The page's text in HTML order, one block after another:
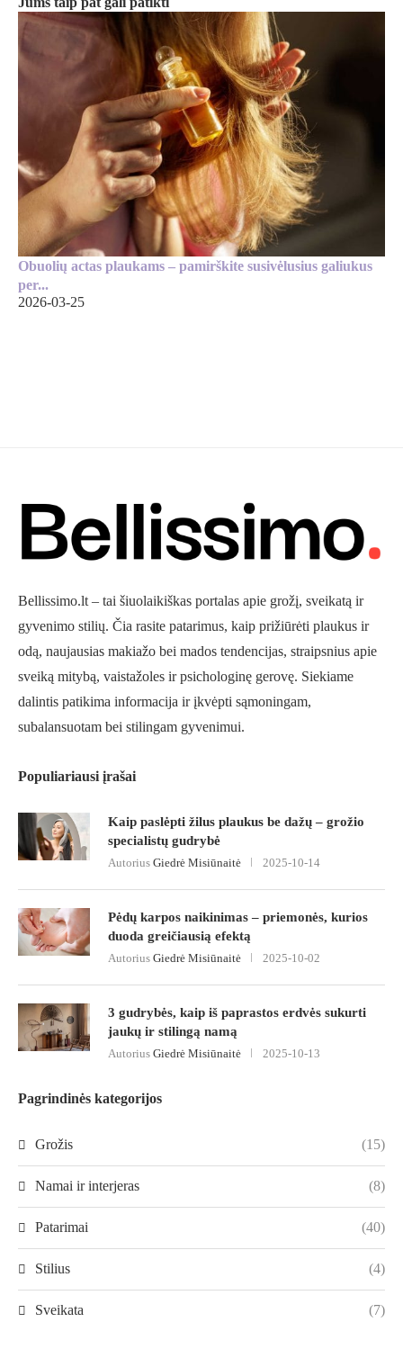
Obuolių actas plaukams – pamirškite susivėlusius galiukus
per...
2026-03-25
Bellissimo.lt – tai šiuolaikiškas portalas apie grožį, sveikatą ir
gyvenimo stilių. Čia rasite patarimus, kaip prižiūrėti plaukus ir
odą, naujausias makiažo bei mados tendencijas, straipsnius apie
sveiką mitybą, vaistažoles ir psichologinę gerovę. Siekiame
dalintis patikima informacija ir įkvėpti sąmoningam,
subalansuotam bei stilingam gyvenimui.
Populiariausi įrašai
Kaip paslėpti žilus plaukus be dažų – grožio
specialistų gudrybė
Autorius Giedrė Misiūnaitė 2025-10-14
Pėdų karpos naikinimas – priemonės, kurios
duoda greičiausią efektą
Autorius Giedrė Misiūnaitė 2025-10-02
3 gudrybės, kaip iš paprastos erdvės sukurti
jaukų ir stilingą namą
Autorius Giedrė Misiūnaitė 2025-10-13
Pagrindinės kategorijos
Grožis (15)
Namai ir interjeras (8)
Patarimai (40)
Stilius (4)
Sveikata (7)